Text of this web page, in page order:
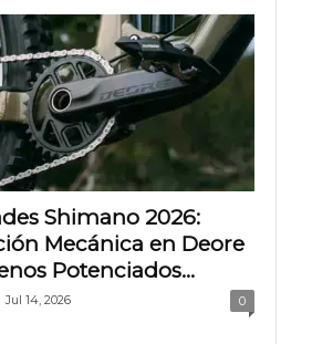
Shimano 2026:
Mecánica en Deore
Potenciados...
Jul 14, 2026 0